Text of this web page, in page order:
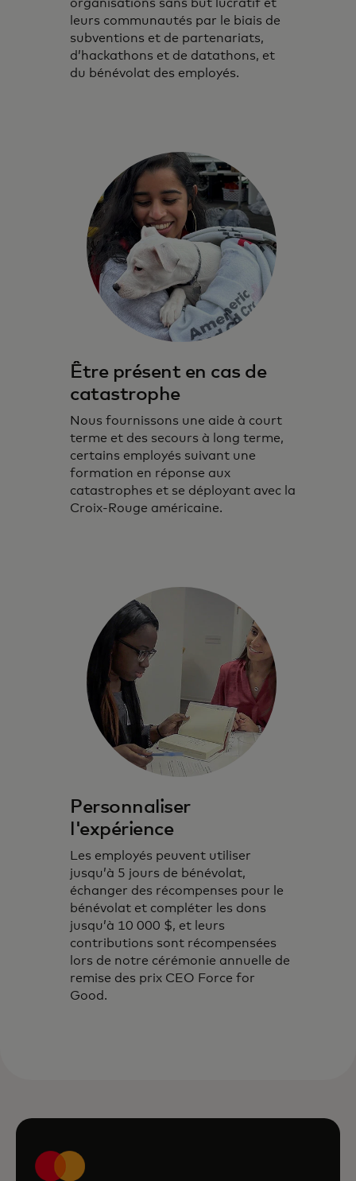
organisations sans but lucratif et
leurs communautés par le biais de
subventions et de partenariats,
d’hackathons et de datathons, et
du bénévolat des employés.
Être présent en cas de
catastrophe
Nous fournissons une aide à court
terme et des secours à long terme,
certains employés suivant une
formation en réponse aux
catastrophes et se déployant avec la
Croix-Rouge américaine.
Personnaliser
l'expérience
Les employés peuvent utiliser
jusqu’à 5 jours de bénévolat,
échanger des récompenses pour le
bénévolat et compléter les dons
jusqu’à 10 000 $, et leurs
contributions sont récompensées
lors de notre cérémonie annuelle de
remise des prix CEO Force for
Good.